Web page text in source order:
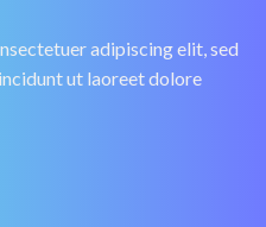
adipiscing elit, sed
ut laoreet dolore